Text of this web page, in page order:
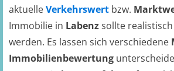
aktuelleVerkehrswert bzw.
Immobilie in Labenzsollte
werden. Es lassen sich verschiedene
Immobilienbewertung